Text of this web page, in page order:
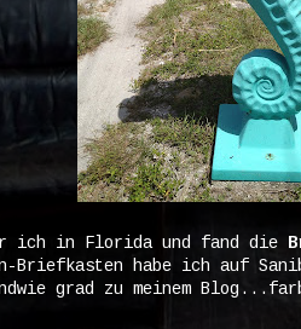
ich in Florida und fand die
Briefkasten habe ich auf
grad zu meinem